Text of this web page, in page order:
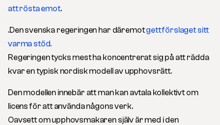
att rösta emot.
.Den svenska regeringen har däremotgett förslaget sitt
varma stöd.
Regeringen tycks mest ha koncentrerat sig på att rädda
kvar en typisk nordisk modell av upphovsrätt.
Den modellen innebär att man kan avtala kollektivt om
licens för att använda någons verk.
Oavsett om upphovsmakaren själv är med i den